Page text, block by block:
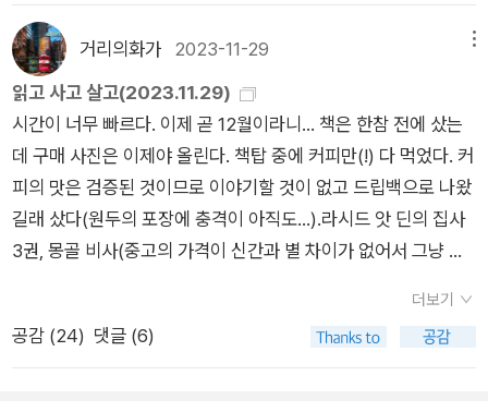
종과 종교의 갈등으로 인해 이뤄진 각종 전쟁으로 열전을 치뤄냈
다고 주장한다. 시기별로 전쟁의 성격이 구분되는데 첫 번째는 동
아시아 전선으로 1945년부터 1954년 시기의 중국, 한국, 인도
차이나가 그 무대다. 두 번째는 남아시아 전선으로 1964년부터 1
979년까지 베트남, 라오스 및 캄보디아, 인도네시아, 방글라데시
가 그 무대다. 세 번째는 서아시아 전선으로 1975년부터 1990년
까지 레바논과 이란, 아프가니스탄이 그 무대다.기존에도 현대 제
3세계가 열전이 끊이지 않고 이어졌음을 많은 연구자들이 밝혔
규모가 압도적으로 컸음을 강조하는 것이 특징이다. 그동안 아시
아 지역의 개별 전쟁사를 다룬 책들은 있었으나 여러 전쟁사를 현
대 시기 전반에 걸쳐 다룬 역사서는 없었다. 그런 의미에서 독자
설이라 해도 용납하기 힘들었다. 그럼에도 불구하고 이 책을 읽어
야 하느냐 누군가 묻는다면 '네'라고 답하겠다. 초독은 했으나 사
실 소설의 내용을 반의 반도 이해하지 못한 것 같다. 세월이 더 지
나서 재독을 해보는 것으로. <한자의 풍경>은 올해 상반기에 읽
은 책 중 가장 좋았던 책이었고 2023년 통틀어도 이 책은 결코
빠질 수 없는 책이었다. 한자의 기원을 이렇게나 명료하고 재미있
게 설명할 수 있는 책이 몇이나 될까. 무엇이든 기원이나 역사를
알기 쉽게 설명하는 일은 무척 어려운 일이다. 그 지점에서 이 책
이해를 돕기 때문에 술술 잘 읽힌다. 한자를 알고 이해하고 싶은
이들에게 강력 추천! <오리엔탈리즘>은 보관함에 몇 년이고 묵
는 기회도 되었다. 다음 달에는 최근 주문한 아시아사, 여미쳐가
굵직한 책들이다. 잊어버리고 있던 잃시찾 마지막 2권도 얼른 마
무리해야겠다. 빨리 털어버리고 내년을 산뜻하게 시작해야지.지
난주부터 몸이 오락가락하기는 했는데 감기에 걸려서 상태가 메
롱이다. 아무래도 결혼 기념일 때 놀러가서 바람 제대로 맞았던
것이 문제였던듯. 병원 갔더니 감기 환자 정말 많더군요. 모두들
감기 조심하시길.
거리의화가 2023-11-29
읽고 사고 살고(2023.11.29)
시간이 너무 빠르다. 이제 곧 12월이라니… 책은 한참 전에 샀는
데 구매 사진은 이제야 올린다. 책탑 중에 커피만(!) 다 먹었다. 커
피의 맛은 검증된 것이므로 이야기할 것이 없고 드립백으로 나왔
길래 샀다(원두의 포장에 충격이 아직도…).라시드 앗 딘의 집사
3권, 몽골 비사(중고의 가격이 신간과 별 차이가 없어서 그냥 신
럽을 깨우다>는 대출하여 읽은 책이지만 살 만한 가치가 있다 생
각하여 포함한 책이다.모험인 책은 가장 밑에 있는 아시아 1945-
1990 다. 신간이라 도서관 희망도서로 신청하면 좋겠지만 그러
더보기
공감 (24) 댓글 (6)